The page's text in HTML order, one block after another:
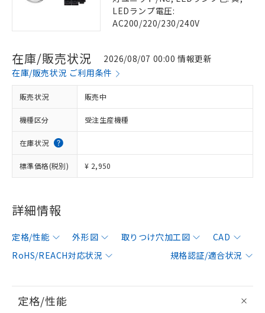
LEDランプ電圧:
AC200/220/230/240V
在庫/販売状況
2026/08/07 00:00 情報更新
在庫/販売状況 ご利用条件
販売状況 販売中
機種区分 受注生産機種
在庫状況
標準価格(税別) ¥ 2,950
詳細情報
定格/性能 外形図 取りつけ穴加工図
CAD
RoHS/REACH対応状況
規格認証/適合状況
定格/性能